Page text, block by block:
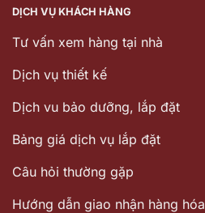
DỊCH VỤ KHÁCH HÀNG
Tư vấn xem hàng tại nhà
Dịch vụ thiết kế
Dịch vu bảo dưỡng, lắp đặt
Bảng giá dịch vụ lắp đặt
Câu hỏi thường gặp
Hướng dẫn giao nhận hàng hóa